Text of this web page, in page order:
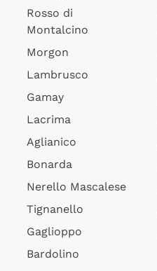
Rosso di
Montalcino
Morgon
Lambrusco
Gamay
Lacrima
Aglianico
Bonarda
Nerello Mascalese
Tignanello
Gaglioppo
Bardolino